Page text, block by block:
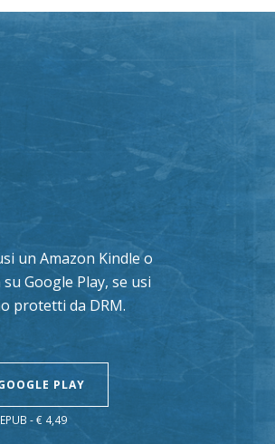
un Amazon Kindle o
Google Play, se usi
protetti da DRM.
PLAY
EPUB - € 4,49